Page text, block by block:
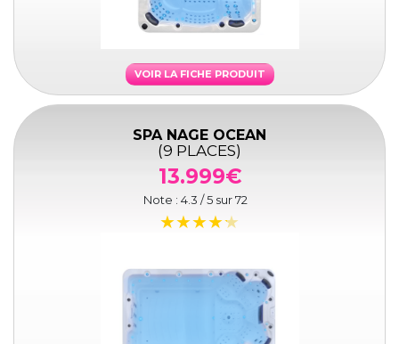
VOIR LA FICHE PRODUIT
SPA NAGE OCEAN
(9 PLACES)
13.999€
Note : 4.3 / 5 sur72